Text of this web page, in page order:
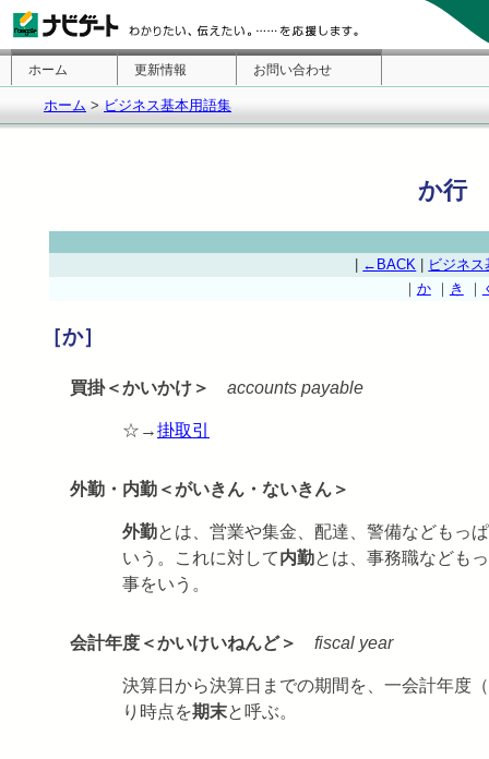
ホーム 更新情報 お問い合わせ
ホーム > ビジネス基本用語集
か行
←BACK
ビジネ
｜ か｜ き ｜
［か］
買掛＜かいかけ＞ accounts payable
☆→掛取引
外勤・内勤＜がいきん・ないきん＞
外勤とは、営業や集金、配達、警備などもっ
いう。これに対して内勤とは、事務職なども
事をいう。
会計年度＜かいけいねんど＞ fiscal year
決算日から決算日までの期間を、一会計年度
り時点を期末と呼ぶ。